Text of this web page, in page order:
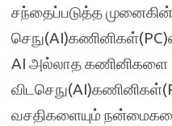
சந்தைப்படுத்த
AI அல்லாத கணினிகளை
வசதிகளையும்